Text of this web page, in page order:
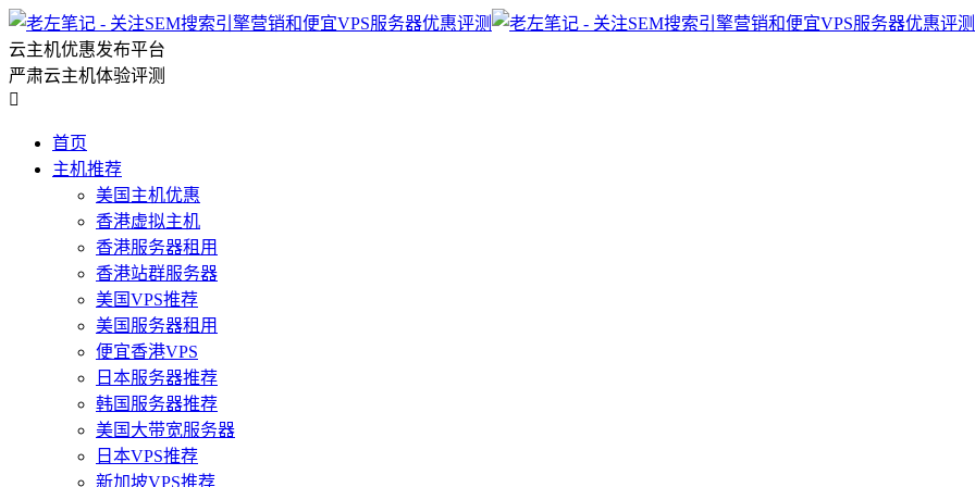
云主机优惠发布平台
严肃云主机体验评测

首页
主机推荐
美国主机优惠
香港虚拟主机
香港服务器租用
香港站群服务器
美国VPS推荐
美国服务器租用
便宜香港VPS
日本服务器推荐
韩国服务器推荐
美国大带宽服务器
日本VPS推荐
新加坡VPS推荐